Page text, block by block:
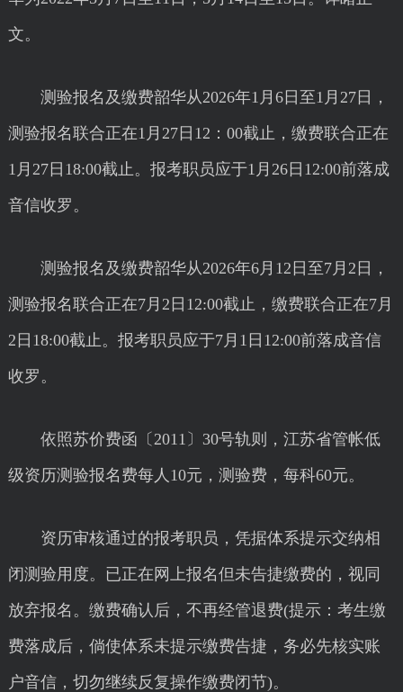
文。
测验报名及缴费韶华从2026年1月6日至1月27日，
测验报名联合正在1月27日12：00截止，缴费联合正在
1月27日18:00截止。报考职员应于1月26日12:00前落成
音信收罗。
测验报名及缴费韶华从2026年6月12日至7月2日，
测验报名联合正在7月2日12:00截止，缴费联合正在7月
2日18:00截止。报考职员应于7月1日12:00前落成音信
收罗。
依照苏价费函〔2011〕30号轨则，江苏省管帐低
级资历测验报名费每人10元，测验费，每科60元。
资历审核通过的报考职员，凭据体系提示交纳相
闭测验用度。已正在网上报名但未告捷缴费的，视同
放弃报名。缴费确认后，不再经管退费(提示：考生缴
费落成后，倘使体系未提示缴费告捷，务必先核实账
户音信，切勿继续反复操作缴费闭节)。